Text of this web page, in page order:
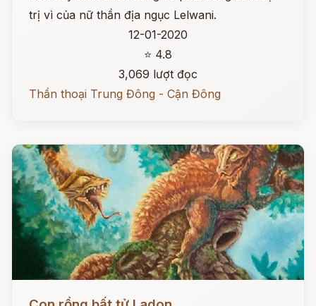
trị vì của nữ thần địa ngục Lelwani.
12-01-2020
⭐ 4.8
3,069 lượt đọc
Thần thoại Trung Đông - Cận Đông